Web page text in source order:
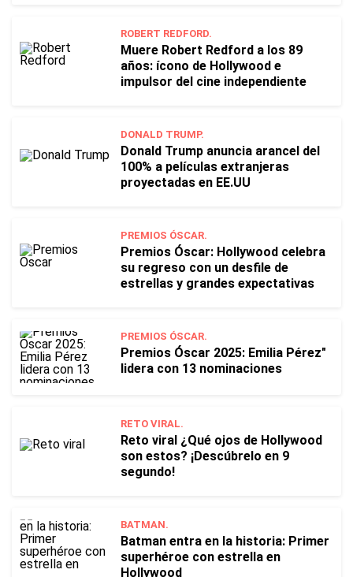
ROBERT REDFORD.
Muere Robert Redford a los 89
años: ícono de Hollywood e
impulsor del cine independiente
DONALD TRUMP.
Donald Trump anuncia arancel del
100% a películas extranjeras
proyectadas en EE.UU
PREMIOS ÓSCAR.
Premios Óscar: Hollywood celebra
su regreso con un desfile de
estrellas y grandes expectativas
PREMIOS ÓSCAR.
Premios Óscar 2025: Emilia Pérez"
lidera con 13 nominaciones
RETO VIRAL.
Reto viral ¿Qué ojos de Hollywood
son estos? ¡Descúbrelo en 9
segundo!
BATMAN.
Batman entra en la historia: Primer
superhéroe con estrella en
Hollywood